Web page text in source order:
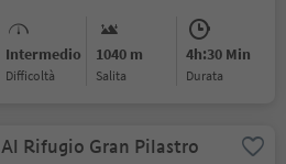
Intermedio
Difficoltà
1040 m
Salita
4h:30 Min
durata
Al Rifugio Gran Pilastro